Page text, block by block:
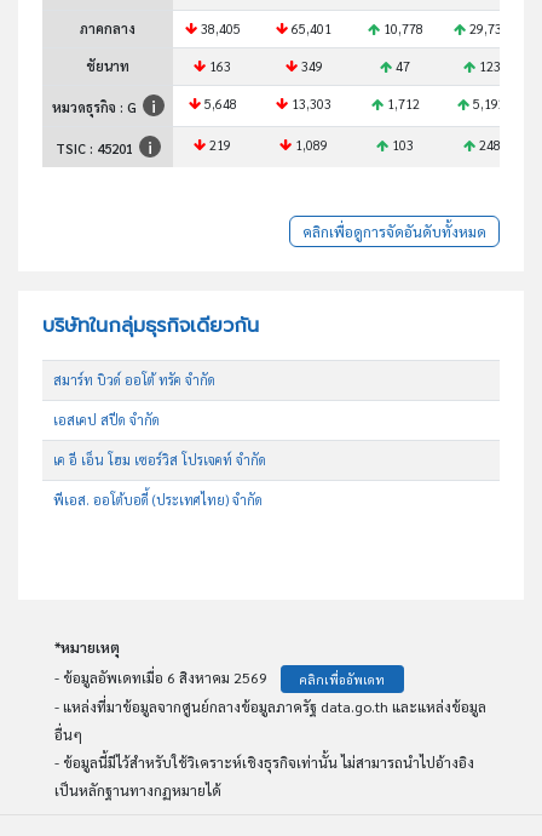
ภาคกลาง 38,405 65,401 10,778 29,736
ชัยนาท 163 349 47 123
หมวดธุรกิจ : G 5,648 13,303 1,712 5,192
TSIC : 45201 219 1,089 103 248
คลิกเพื่อดูการจัดอันดับทั้งหมด
บริษัทในกลุ่มธุรกิจเดียวกัน
สมาร์ท บิวด์ ออโต้ ทรัค จำกัด
เอสเคป สปีด จำกัด
เค อี เอ็น โฮม เซอร์วิส โปรเจคท์ จำกัด
พีเอส. ออโต้บอดี้ (ประเทศไทย) จำกัด
*หมายเหตุ
- ข้อมูลอัพเดทเมื่อ 6 สิงหาคม 2569
คลิกเพื่ออัพเดท
- แหล่งที่มาข้อมูลจากศูนย์กลางข้อมูลภาครัฐ data.go.th และแหล่งข้อมูล
อื่นๆ
- ข้อมูลนี้มีไว้สำหรับใช้วิเคราะห์เชิงธุรกิจเท่านั้น ไม่สามารถนำไปอ้างอิง
เป็นหลักฐานทางกฏหมายได้